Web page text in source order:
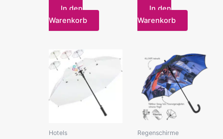
In den
Warenkorb
In den
Warenkorb
Hotels Regenschirme